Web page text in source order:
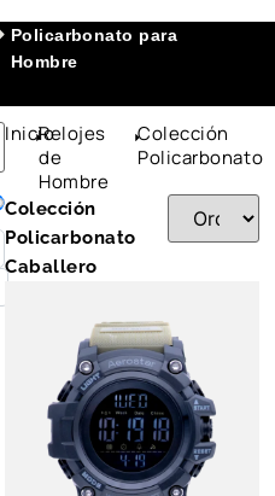
Policarbonato para
Hombre
InicioRelojes
de
Hombre
Colección
Policarbonato
Colección
Policarbonato
Caballero